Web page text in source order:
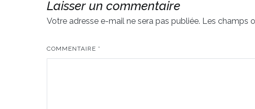
l’article
Laisser un commentaire
Votre adresse e-mail ne sera pas publiée. Les champs
COMMENTAIRE *